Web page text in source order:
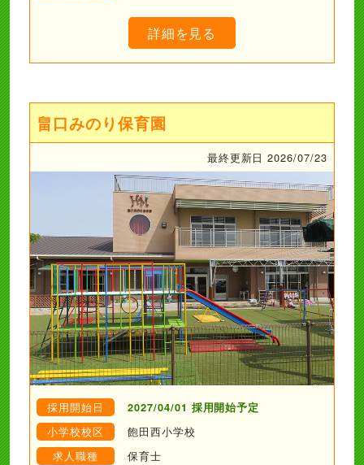
詳細を見る
畠口みのり保育園
最終更新日 2026/07/23
採用開始日 2027/04/01 採用開始予定
小学校校区
飽田西小学校
求人職種
保育士